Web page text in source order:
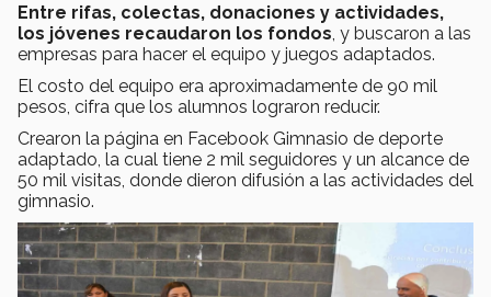
Entre rifas, colectas, donaciones y actividades,
los jóvenes recaudaron los fondos , y buscaron a las
empresas para hacer el equipo y juegos adaptados.
El costo del equipo era aproximadamente de 90 mil
pesos, cifra que los alumnos lograron reducir.
Crearon la página en Facebook Gimnasio de deporte
adaptado, la cual tiene 2 mil seguidores y un alcance de
50 mil visitas, donde dieron difusión a las actividades del
gimnasio.